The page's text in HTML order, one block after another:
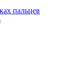
пальцев